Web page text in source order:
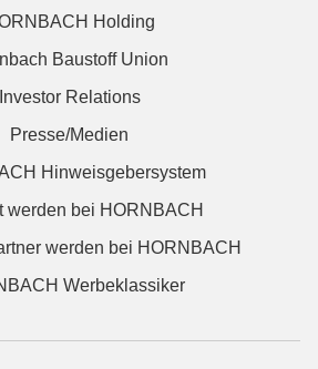
Holding
Baustoff Union
Investor Relations
Presse/Medien
Hinweisgebersystem
werden bei HORNBACH
werden bei HORNBACH
Werbeklassiker